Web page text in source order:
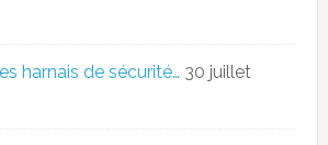
harnais de sécurité… 30 juillet